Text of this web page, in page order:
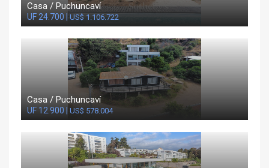
Casa / Puchuncaví
UF 24.700 | US$ 1.106.722
Casa / Puchuncaví
UF 12.900 | US$ 578.004